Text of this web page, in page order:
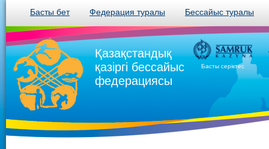
Басты бет Федерация туралы Бессайыс туралы
Қазақстандық
қазіргі бессайыс
федерациясы
Басты серіктес